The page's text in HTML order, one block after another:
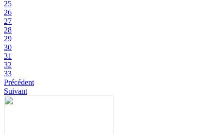
25
26
27
28
29
30
31
32
33
Précédent
Suivant